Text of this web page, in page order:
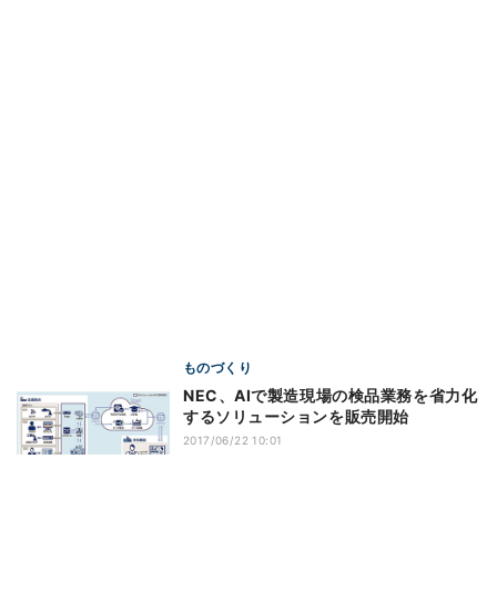
ものづくり
NEC、AIで製造現場の検品業務を省力化
するソリューションを販売開始
2017/06/22 10:01